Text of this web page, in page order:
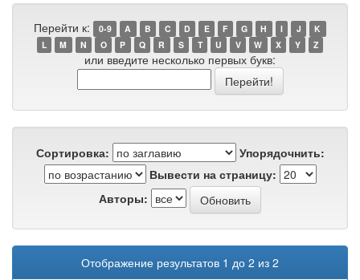
Перейти к: 0-9 A B C D E F G H I J
K
L
M N O P Q R S T U V W X Y Z
или введите несколько первых букв:
Сортировка:
Упорядочнить:
Вывести на страницу:
Авторы:
Отображение результатов 1 до 2 из 2